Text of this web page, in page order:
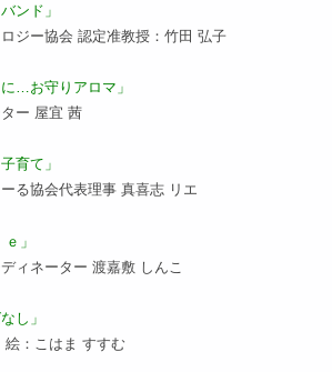
ンド」
ジー協会 認定准教授：竹田 弘子
…お守りアロマ」
ー 屋宜 茜
育て」
る協会代表理事 真喜志 リエ
」
ィネーター 渡嘉敷 しんこ
し」
：こはま すすむ